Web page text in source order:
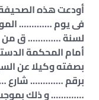
أودعت هذه
فى يوم ………….
لسنة …………. ق من
أمام المحكمة
بصفته وكيلا عن
برقم ………….
…………. و ذلك